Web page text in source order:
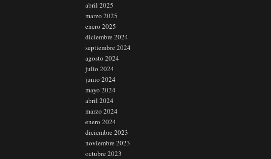
abril 2025
marzo 2025
enero 2025
diciembre 2024
septiembre 2024
agosto 2024
julio 2024
junio 2024
mayo 2024
abril 2024
marzo 2024
enero 2024
diciembre 2023
noviembre 2023
octubre 2023